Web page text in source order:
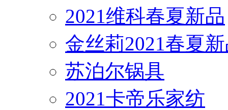
2021维科春夏新品
金丝莉2021春夏
苏泊尔锅具
2021卡帝乐家纺